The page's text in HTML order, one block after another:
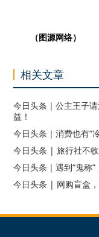
（图源网络）
相关文章
今日头条｜公主王子
益！
今日头条｜消费也有“
今日头条 | 旅行社不
今日头条｜遇到“鬼称
今日头条 | 网购盲盒